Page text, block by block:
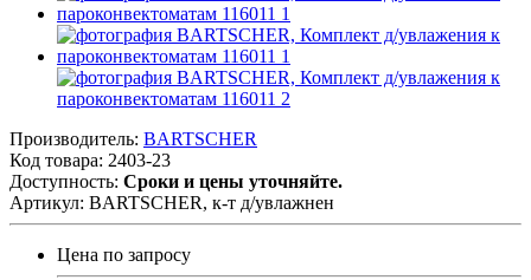
Производитель: BARTSCHER
Код товара: 2403-23
Доступность: Сроки и цены уточняйте.
Артикул: BARTSCHER, к-т д/увлажнен
Цена по запросу